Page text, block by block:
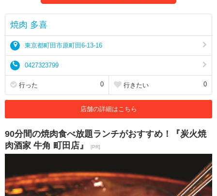
焼肉 多喜
東京都町田市原町田6-13-16
0427323799
行った 0 行きたい 0
店舗の詳細はこちら
90分間の焼肉食べ放題ランチがおすすめ！『炭火焼
肉酒家 牛角 町田店』
[PR]